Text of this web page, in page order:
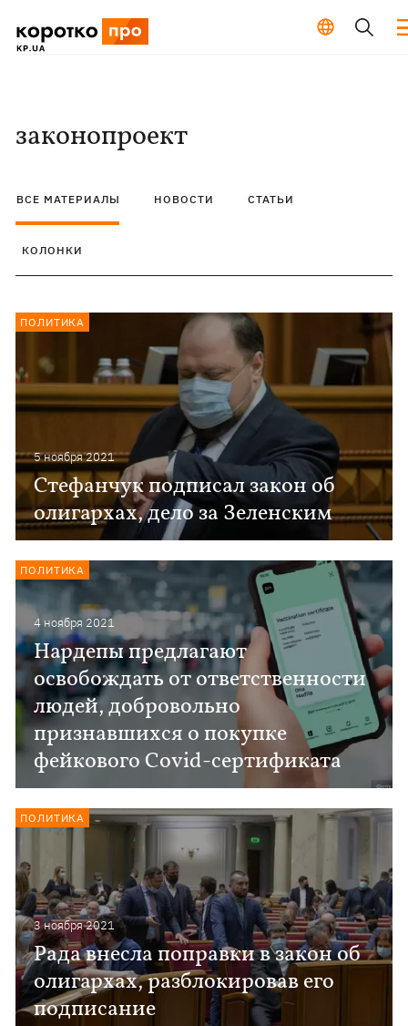
законопроект
ВСЕ МАТЕРИАЛЫ НОВОСТИ СТАТЬИ
КОЛОНКИ
5 ноября 2021
Стефанчук подписал закон об
олигархах, дело за Зеленским
ПОЛИТИКА
4 ноября 2021
Нардепы предлагают
освобождать от ответственности
людей, добровольно
признавшихся о покупке
фейкового Сovid-сертификата
ПОЛИТИКА
3 ноября 2021
Рада внесла поправки в закон об
олигархах, разблокировав его
подписание
ПОЛИТИКА